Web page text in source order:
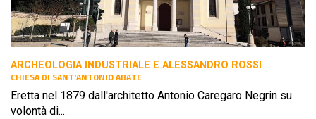
ARCHEOLOGIA INDUSTRIALE E ALESSANDRO ROSSI
CHIESA DI SANT'ANTONIO ABATE
Eretta nel 1879 dall'architetto Antonio Caregaro Negrin su
volontà di...